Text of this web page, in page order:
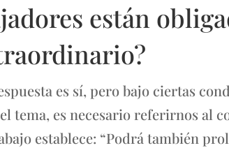
están
es sí, pero bajo ciertas
tema, es necesario referirnos al
establece: “Podrá también